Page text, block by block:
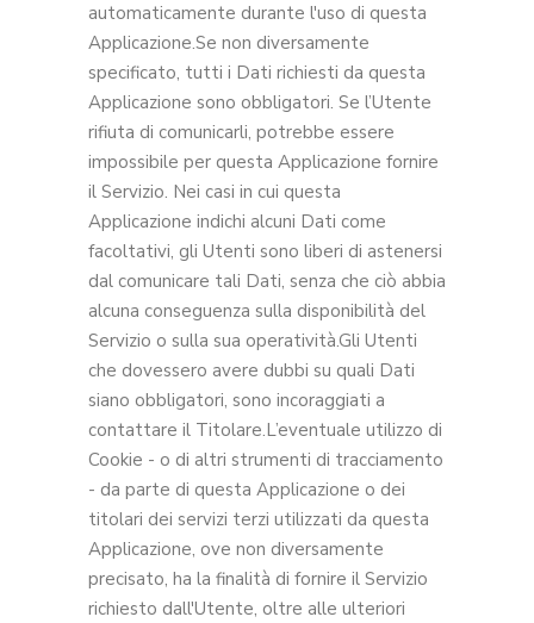
automaticamente durante l'uso di questa
Applicazione.Se non diversamente
specificato, tutti i Dati richiesti da questa
Applicazione sono obbligatori. Se l’Utente
rifiuta di comunicarli, potrebbe essere
impossibile per questa Applicazione fornire
il Servizio. Nei casi in cui questa
Applicazione indichi alcuni Dati come
facoltativi, gli Utenti sono liberi di astenersi
dal comunicare tali Dati, senza che ciò abbia
alcuna conseguenza sulla disponibilità del
Servizio o sulla sua operatività.Gli Utenti
che dovessero avere dubbi su quali Dati
siano obbligatori, sono incoraggiati a
contattare il Titolare.L’eventuale utilizzo di
Cookie - o di altri strumenti di tracciamento
- da parte di questa Applicazione o dei
titolari dei servizi terzi utilizzati da questa
Applicazione, ove non diversamente
precisato, ha la finalità di fornire il Servizio
richiesto dall'Utente, oltre alle ulteriori